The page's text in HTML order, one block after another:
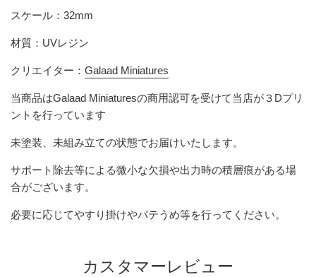
スケール：32mm
材質：UVレジン
クリエイター： Galaad Miniatures
当商品はGalaad Miniaturesの商用認可を受けて当店が３Dプリ
ントを行っています
未塗装、未組み立ての状態でお届けいたします。
サポート除去等による微小な欠損や出力時の積層痕がある場
合がございます。
必要に応じてやすり掛けやパテうめ等を行ってください。
カスタマーレビュー